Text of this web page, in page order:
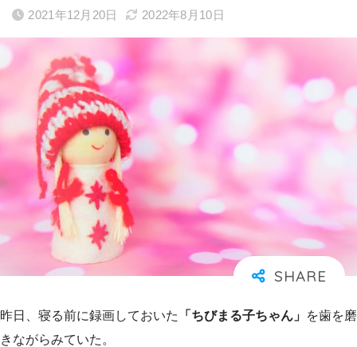
2021年12月20日 2022年8月10日
昨日、寝る前に録画しておいた 「ちびまる子ちゃん」 を歯を磨
きながらみていた。